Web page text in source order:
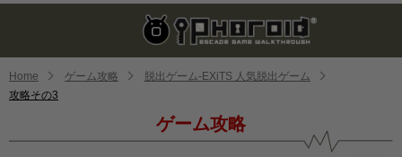
Mute
Home ゲーム攻略
脱出ゲーム-EXiTS 人気脱出ゲーム
攻略その3
ゲーム攻略